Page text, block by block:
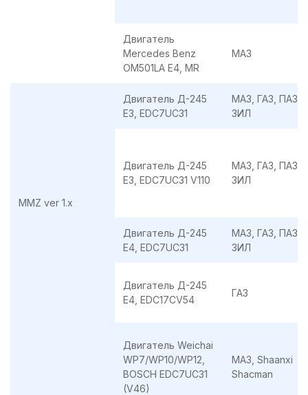
Двигатель
Mercedes Benz
OM501LA E4, MR
MАЗ
MMZ ver 1.x
Двигатель Д-245
Е3, EDC7UC31
МАЗ, ГАЗ, ПАЗ,
ЗИЛ
Двигатель Д-245
Е3, EDC7UC31 V110
МАЗ, ГАЗ, ПАЗ,
ЗИЛ
Двигатель Д-245
Е4, EDC7UC31
МАЗ, ГАЗ, ПАЗ,
ЗИЛ
Двигатель Д-245
Е4, EDC17CV54
ГАЗ
Двигатель Weichai
WP7/WP10/WP12,
BOSCH EDC7UC31
(V46)
МАЗ, Shaanxi
Shacman